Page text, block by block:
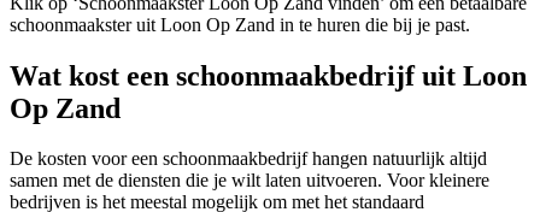
schoonmaakster uit Loon Op Zand in te huren die bij je past.
Wat kost een schoonmaakbedrijf uit Loon
Op Zand
De kosten voor een schoonmaakbedrijf hangen natuurlijk altijd
samen met de diensten die je wilt laten uitvoeren. Voor kleinere
bedrijven is het meestal mogelijk om met het standaard